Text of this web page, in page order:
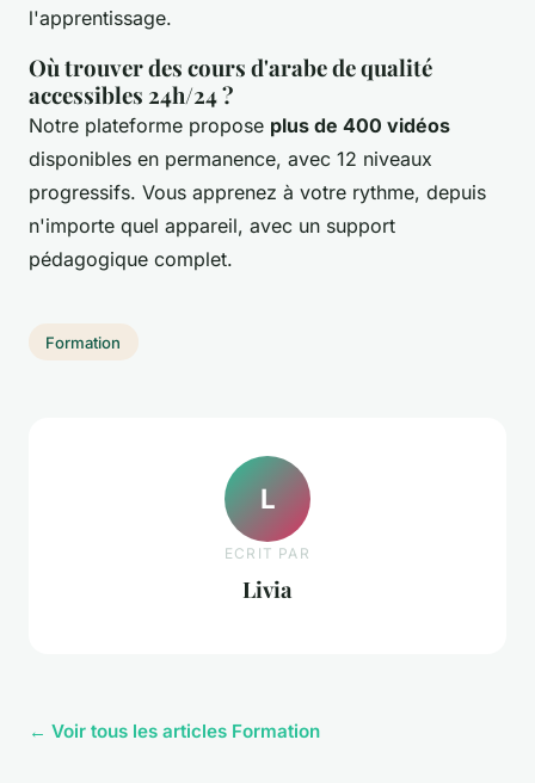
l'apprentissage.
Où trouver des cours d'arabe de qualité
accessibles 24h/24 ?
Notre plateforme propose plus de 400 vidéos
disponibles en permanence, avec 12 niveaux
progressifs. Vous apprenez à votre rythme, depuis
n'importe quel appareil, avec un support
pédagogique complet.
Formation
L
ECRIT PAR
Livia
← Voir tous les articles Formation